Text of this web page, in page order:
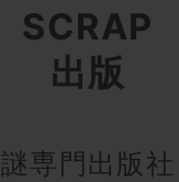
SCRAP
出版
謎専門出版社